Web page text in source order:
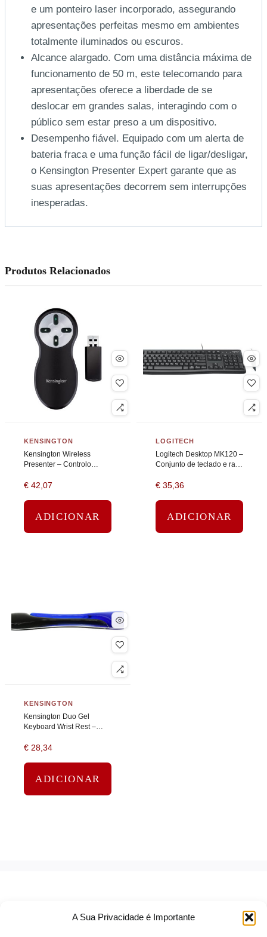
A Sua Privacidade é Importante
e um ponteiro laser incorporado, assegurando
apresentações perfeitas mesmo em ambientes
totalmente iluminados ou escuros.
Alcance alargado. Com uma distância máxima de
funcionamento de 50 m, este telecomando para
apresentações oferece a liberdade de se
deslocar em grandes salas, interagindo com o
público sem estar preso a um dispositivo.
Desempenho fiável. Equipado com um alerta de
bateria fraca e uma função fácil de ligar/desligar,
o Kensington Presenter Expert garante que as
suas apresentações decorrem sem interrupções
inesperadas.
Produtos Relacionados
KENSINGTON
Kensington Wireless
Presenter – Controlo
4 botões – rádio
€ 42,07
ADICIONAR
LOGITECH
Logitech Desktop MK120 –
Conjunto de teclado e rato
€ 35,36
ADICIONAR
KENSINGTON
Kensington Duo Gel
Keyboard Wrist Rest –
teclado – preto, azul –
€ 28,34
ADICIONAR